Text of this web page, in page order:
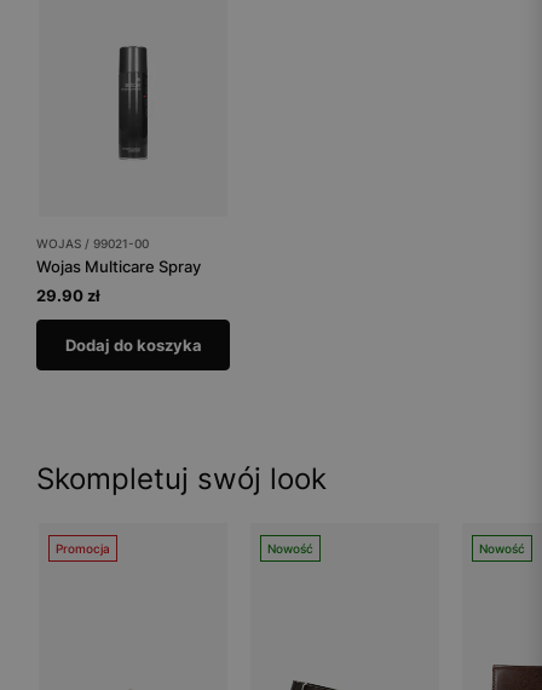
WOJAS / 99021-00
Wojas Multicare Spray
29.90 zł
Dodaj do koszyka
Skompletuj swój look
Promocja Nowość Nowość